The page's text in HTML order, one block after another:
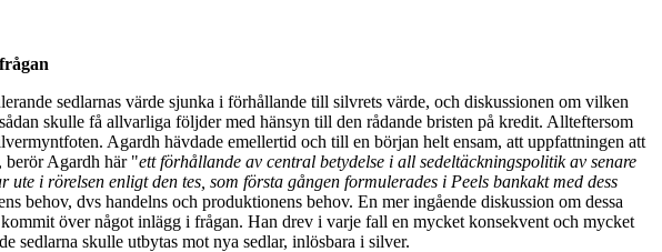
sedlarnas värde sjunka i förhållande till silvrets värde, och diskussionen om vilken
skulle få allvarliga följder med hänsyn till den rådande bristen på kredit. Allteftersom
Agardh hävdade emellertid och till en början helt ensam, att uppfattningen att
berör Agardh här "ett förhållande av central betydelse i all sedeltäckningspolitik av senare
i rörelsen enligt den tes, som första gången formulerades i Peels bankakt med dess
behov, dvs handelns och produktionens behov. En mer ingående diskussion om dessa
över något inlägg i frågan. Han drev i varje fall en mycket konsekvent och mycket
sedlarna skulle utbytas mot nya sedlar, inlösbara i silver.